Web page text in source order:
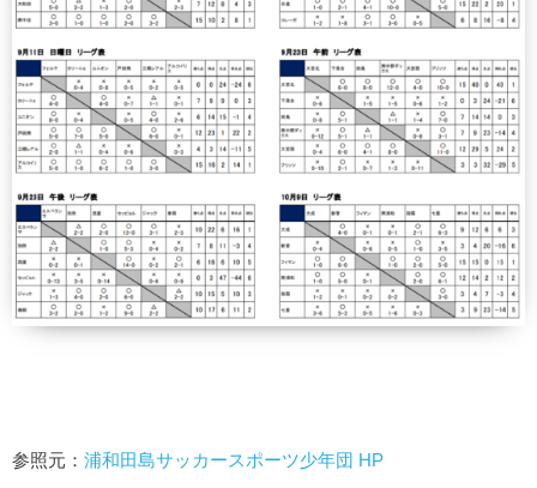
参照元： 浦和田島サッカースポーツ少年団 HP